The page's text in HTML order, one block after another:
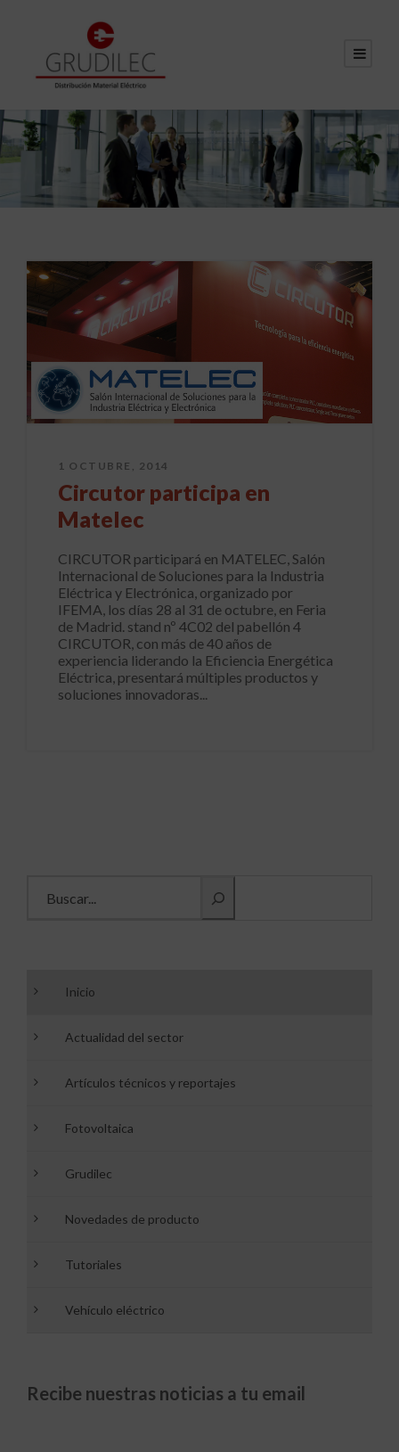
1 OCTUBRE, 2014
Circutor participa en
Matelec
CIRCUTOR participará en MATELEC, Salón
Internacional de Soluciones para la Industria
Eléctrica y Electrónica, organizado por
IFEMA, los días 28 al 31 de octubre, en Feria
de Madrid. stand nº 4C02 del pabellón 4
CIRCUTOR, con más de 40 años de
experiencia liderando la Eficiencia Energética
Eléctrica, presentará múltiples productos y
soluciones innovadoras...
Inicio
Actualidad del sector
Artículos técnicos y reportajes
Fotovoltaica
Grudilec
Novedades de producto
Tutoriales
Vehículo eléctrico
Recibe nuestras noticias a tu email